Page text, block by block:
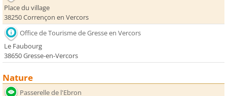
Place du village
38250 Corrençon en Vercors
Office de Tourisme de Gresse en Vercors
Le Faubourg
38650 Gresse-en-Vercors
Nature
Passerelle de l'Ebron